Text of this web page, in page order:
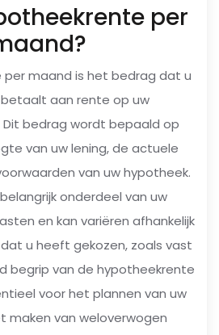
per
maand is het bedrag dat u
aan rente op uw
Dit bedrag wordt bepaald op
van uw lening, de actuele
van uw hypotheek.
onderdeel van uw
en kan variëren afhankelijk
u heeft gekozen, zoals vast
begrip van de hypotheekrente
voor het plannen van uw
maken van weloverwogen